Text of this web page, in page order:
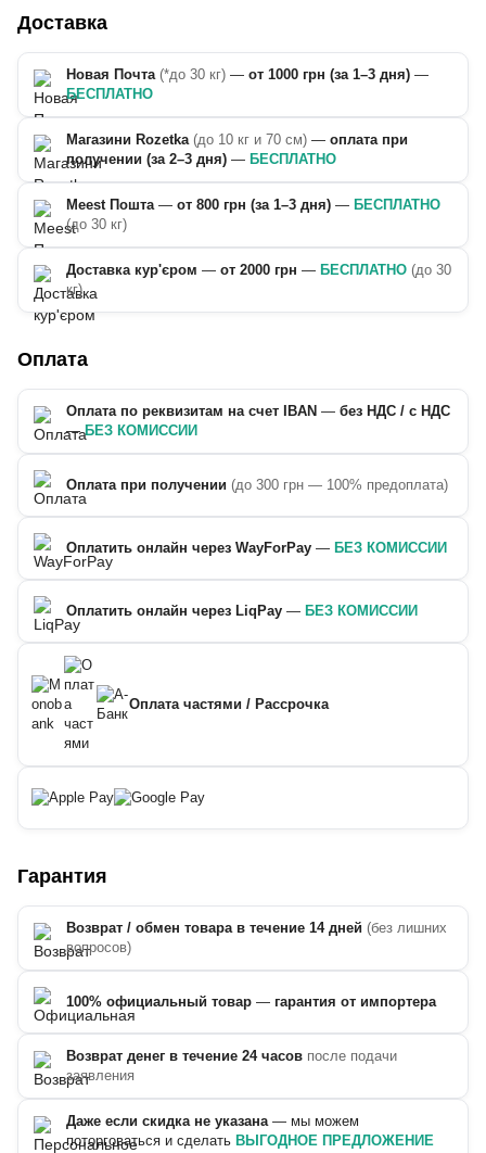
Доставка
Новая Почта (*до 30 кг) — от 1000 грн (за 1–3 дня) —
БЕСПЛАТНО
Магазини Rozetka (до 10 кг и 70 см) — оплата при
получении (за 2–3 дня) — БЕСПЛАТНО
Meest Пошта— от 800 грн (за 1–3 дня) — БЕСПЛАТНО
(до 30 кг)
Доставка кур'єром — от 2000 грн — БЕСПЛАТНО (до 30
кг)
Оплата
Оплата по реквизитам на счет IBAN — без НДС / с НДС
—БЕЗ КОМИССИИ
Оплата при получении (до 300 грн — 100% предоплата)
Оплатить онлайн через WayForPay — БЕЗ КОМИССИИ
Оплатить онлайн через LiqPay — БЕЗ КОМИССИИ
Оплата частями / Рассрочка
Гарантия
Возврат / обмен товара в течение 14 дней (без лишних
вопросов)
100% официальный товар — гарантия от импортера
Возврат денег в течение 24 часов после подачи
заявления
Даже если скидка не указана— мы можем
поторговаться и сделать ВЫГОДНОЕ ПРЕДЛОЖЕНИЕ